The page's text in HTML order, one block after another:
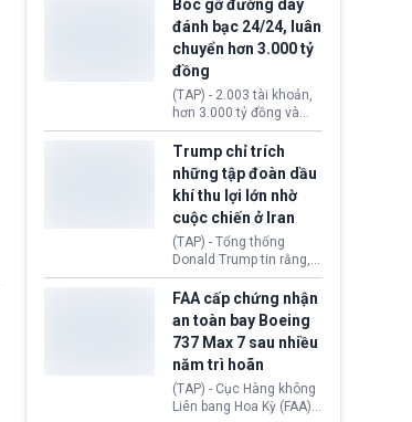
Một hành vi vi phạm giấy
tờ, xuất nhập cảnh trái
phép hay liên quan kiểm
soát công nghệ có thể
khiến công dân Trung
Quốc đối mặt lệnh cấm
xuất cảnh kéo dài tới 3
năm. Trong khi đó, người
nước ngoài sử dụng giấy
tờ giả có nguy cơ bị từ
chối nhập cảnh hoặc
cấm vào Trung Quốc tới
5 năm.
Bóc gỡ đường dây
đánh bạc 24/24, luân
chuyển hơn 3.000 tỷ
đồng
(TAP) - 2.003 tài khoản,
hơn 3.000 tỷ đồng và
một đường dây đánh
bạc xuyên quốc gia vận
hành 24/24 giờ vừa bị
Công an TP. Hải Phòng
(Việt Nam) bóc gỡ.
Trump chỉ trích
những tập đoàn dầu
khí thu lợi lớn nhờ
cuộc chiến ở Iran
(TAP) - Tổng thống
Donald Trump tin rằng, 2
tập đoàn dầu khí
ExxonMobil và Chevron
đã thu về lợi nhuận quá
lớn nhờ giá dầu tăng
mạnh suốt thời gian Hoa
Kỳ xảy ra xung đột ở
Iran. Trên cơ sở đó, lãnh
đạo Nhà Trắng kêu gọi
các doanh nghiệp cần
FAA cấp chứng nhận
an toàn bay Boeing
737 Max 7 sau nhiều
năm trì hoãn
(TAP) - Cục Hàng không
Liên bang Hoa Kỳ (FAA)